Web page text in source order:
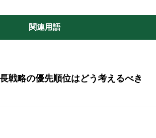
関連用語
戦略の優先順位はどう考えるべき